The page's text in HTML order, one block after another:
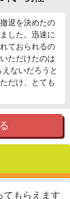
退を決めたの
した。迅速に
ておられるの
ただけたのは
ないだろうと
だけ、とても
てもらえます